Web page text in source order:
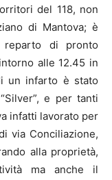
del 118, non
di Mantova; è
di pronto
alle 12.45 in
un infarto è stato
e per tanti
infatti lavorato per
via Conciliazione,
alla proprietà,
ma anche il